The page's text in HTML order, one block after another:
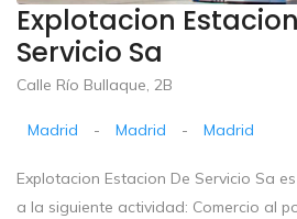
Explotacion
Servicio Sa
Calle Río Bullaque, 2B
Madrid - Madrid - Madrid
Explotacion Estacion De Servicio Sa
a la siguiente actividad: Comercio al